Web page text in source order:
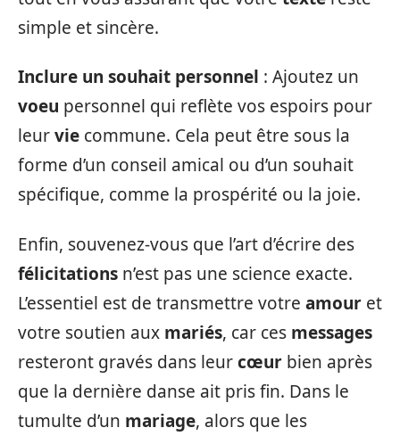
simple et sincère.
Inclure un souhait personnel : Ajoutez un
voeu personnel qui reflète vos espoirs pour
leurvie commune. Cela peut être sous la
forme d’un conseil amical ou d’un souhait
spécifique, comme la prospérité ou la joie.
Enfin, souvenez-vous que l’art d’écrire des
félicitations n’est pas une science exacte.
L’essentiel est de transmettre votre amour et
votre soutien aux mariés, car ces messages
resteront gravés dans leurcœur bien après
que la dernière danse ait pris fin. Dans le
tumulte d’un mariage, alors que les